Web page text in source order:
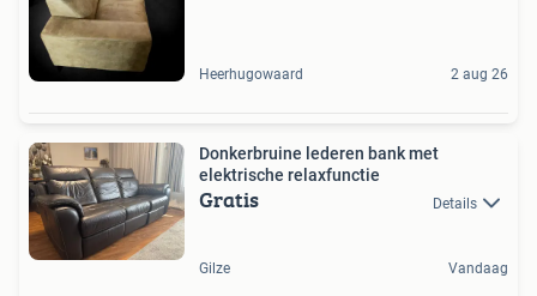
Heerhugowaard 2 aug 26
Donkerbruine lederen bank met
elektrische relaxfunctie
Gratis Details
Gilze Vandaag